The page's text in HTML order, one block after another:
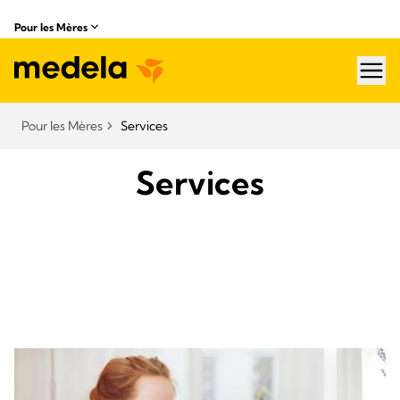
Pour les Mères
Pour les Mères Services
Services